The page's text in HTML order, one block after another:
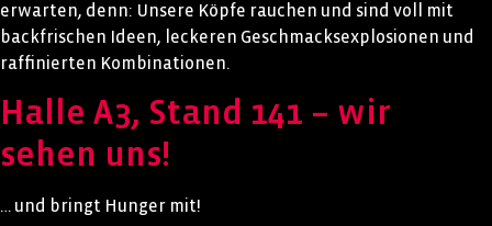
erwarten, denn: Unsere Köpfe rauchen und sind voll mit
backfrischen Ideen, leckeren Geschmacksexplosionen und
raffinierten Kombinationen.
Halle A3, Stand 141 – wir
sehen uns!
… und bringt Hunger mit!